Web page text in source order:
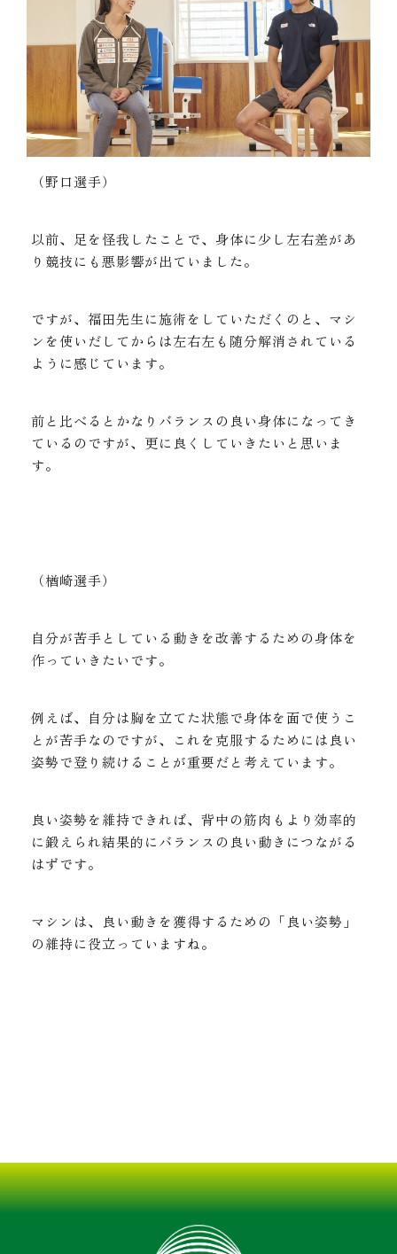
（野口選手）
以前、足を怪我したことで、身体に少し左右差があ
り競技にも悪影響が出ていました。
ですが、福田先生に施術をしていただくのと、マシ
ンを使いだしてからは左右左も随分解消されている
ように感じています。
前と比べるとかなりバランスの良い身体になってき
ているのですが、更に良くしていきたいと思いま
す。
（楢崎選手）
自分が苦手としている動きを改善するための身体を
作っていきたいです。
例えば、自分は胸を立てた状態で身体を面で使うこ
とが苦手なのですが、これを克服するためには良い
姿勢で登り続けることが重要だと考えています。
良い姿勢を維持できれば、背中の筋肉もより効率的
に鍛えられ結果的にバランスの良い動きにつながる
はずです。
マシンは、良い動きを獲得するための「良い姿勢」
の維持に役立っていますね。